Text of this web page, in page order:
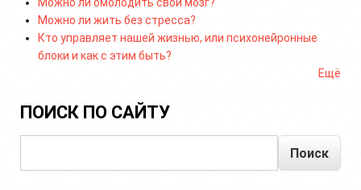
Можно ли омолодить свой мозг?
Можно ли жить без стресса?
Кто управляет нашей жизнью, или психонейронные
блоки и как с этим быть?
Ещё
ПОИСК ПО САЙТУ